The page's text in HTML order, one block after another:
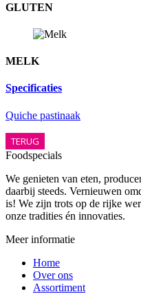
GLUTEN
MELK
Specificaties
Quiche pastinaak
TERUG
Foodspecials
We genieten van eten,
daarbij steeds. Vernieuwen
is! We zijn trots op de rijke
onze tradities én innovaties.
Meer informatie
Home
Over ons
Assortiment